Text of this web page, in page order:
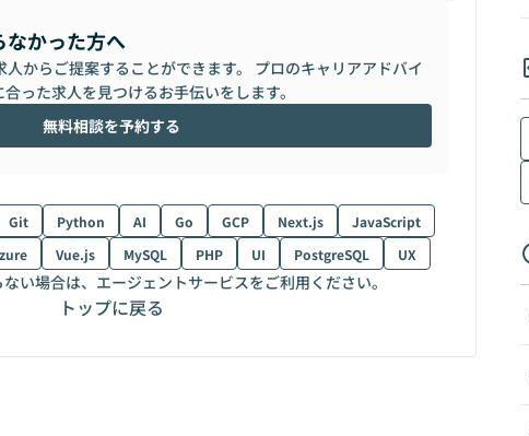
なかった方へ
からご提案することができます。 プロのキャリアアドバイ
った求人を見つけるお手伝いをします。
無料相談を予約する
Git Python AI Go GCP Next.js
JavaScript
Vue.js MySQL PHP UI PostgreSQL UX
い場合は、エージェントサービスをご利用ください。
トップに戻る